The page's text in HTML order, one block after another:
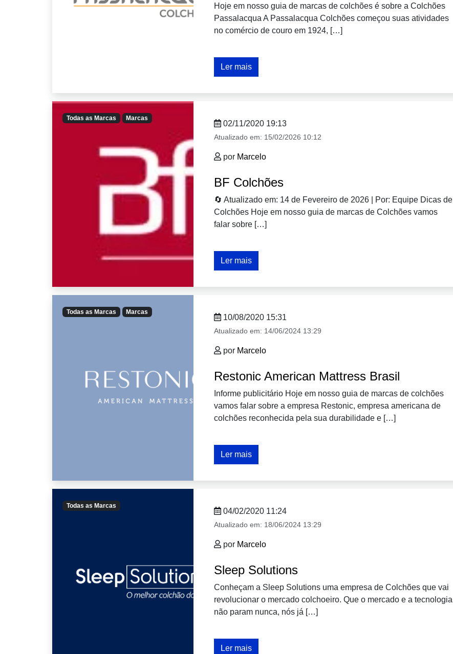
Hoje em nosso guia de marcas de colchões é sobre a Colchões
Passalacqua A Passalacqua Colchões começou suas atividades
no comércio de couro em 1924, […]
Ler mais
Todas as Marcas Marcas
02/11/2020 19:13
Atualizado em: 15/02/2026 10:12
por Marcelo
BF Colchões
🔄 Atualizado em: 14 de Fevereiro de 2026 | Por: Equipe Dicas de
Colchões Hoje em nosso guia de marcas de Colchões vamos
falar sobre […]
Ler mais
Todas as Marcas Marcas
10/08/2020 15:31
Atualizado em: 14/06/2024 13:29
por Marcelo
Restonic American Mattress Brasil
Informe publicitário Hoje em nosso guia de marcas de colchões
vamos falar sobre a empresa Restonic, empresa americana de
colchões reconhecida pela sua durabilidade e […]
Ler mais
Todas as Marcas
04/02/2020 11:24
Atualizado em: 18/06/2024 13:29
por Marcelo
Sleep Solutions
Conheçam a Sleep Solutions uma empresa de Colchões que vai
revolucionar o mercado colchoeiro. Que o mercado e a tecnologia
não param nunca, nós já […]
Ler mais